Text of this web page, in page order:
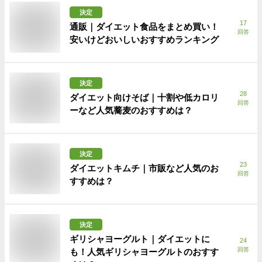
決定
通販｜ダイエット食品をまとめ買い！
安いけどおいしいおすすめランキング
17
回答
決定
ダイエット向けそば｜十割や低カロリ
ーなど人気蕎麦のおすすめは？
28
回答
決定
ダイエットキムチ｜市販など人気のお
すすめは？
23
回答
決定
ギリシャヨーグルト｜ダイエットに
も！人気ギリシャヨーグルトのおすす
24
回答